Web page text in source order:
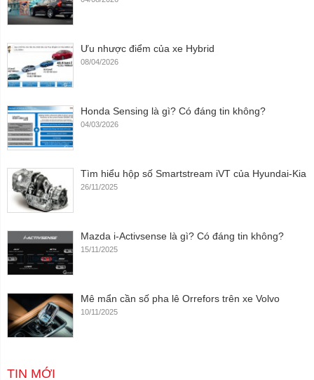
Ưu nhược điểm của xe Hybrid
08/04/2026
Honda Sensing là gì? Có đáng tin không?
04/03/2026
Tìm hiểu hộp số Smartstream iVT của Hyundai-Kia
26/11/2025
Mazda i-Activsense là gì? Có đáng tin không?
15/11/2025
Mê mẩn cần số pha lê Orrefors trên xe Volvo
10/11/2025
TIN MỚI